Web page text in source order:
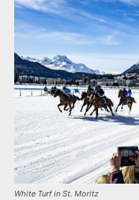
White Turf in St. Moritz